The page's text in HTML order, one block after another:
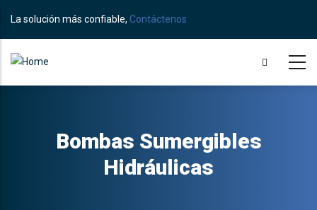
content
La solución más confiable, Contáctenos
Bombas Sumergibles
Hidráulicas